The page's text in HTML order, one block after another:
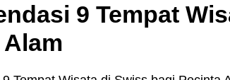
9 Tempat